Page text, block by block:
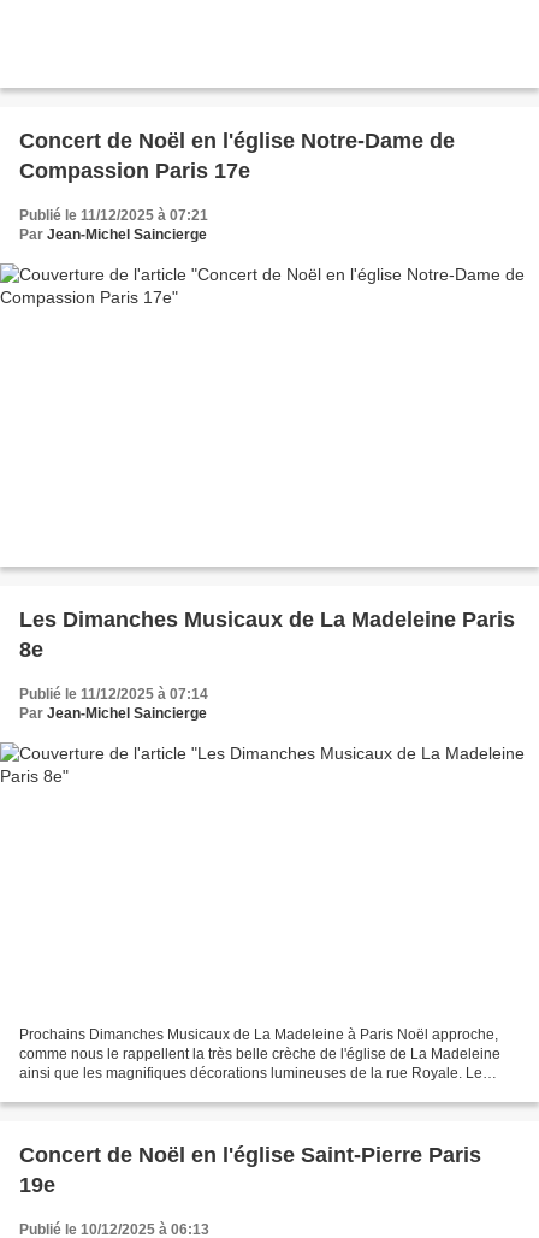
Concert de Noël en l'église Notre-Dame de
Compassion Paris 17e
Publié le 11/12/2025 à 07:21
Par Jean-Michel Saincierge
Les Dimanches Musicaux de La Madeleine Paris
8e
Publié le 11/12/2025 à 07:14
Par Jean-Michel Saincierge
Prochains Dimanches Musicaux de La Madeleine à Paris Noël approche,
comme nous le rappellent la très belle crèche de l'église de La Madeleine
ainsi que les magnifiques décorations lumineuses de la rue Royale. Le
Concert de Noël en l'église Saint-Pierre Paris
19e
Publié le 10/12/2025 à 06:13